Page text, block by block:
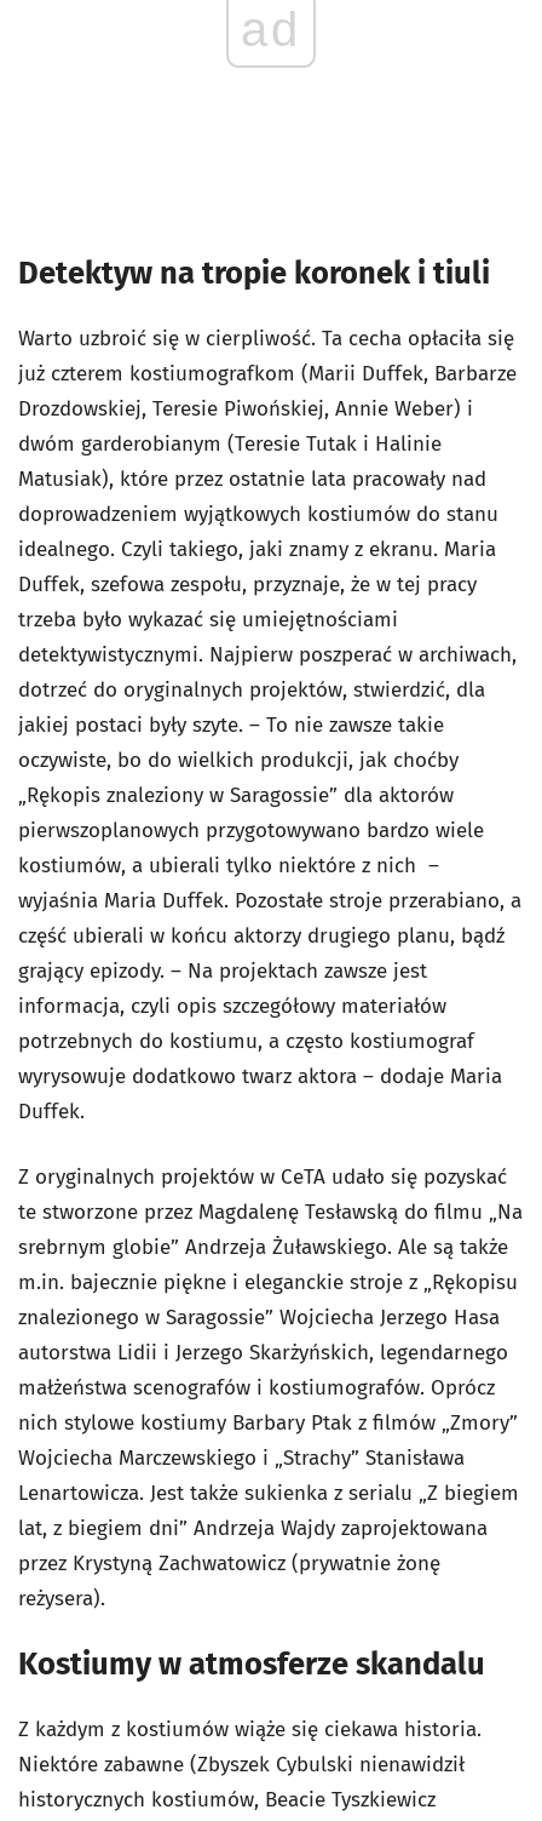
ad
Detektyw na tropie koronek i tiuli
Warto uzbroić się w cierpliwość. Ta cecha opłaciła się
już czterem kostiumografkom (Marii Duffek, Barbarze
Drozdowskiej, Teresie Piwońskiej, Annie Weber) i
dwóm garderobianym (Teresie Tutak i Halinie
Matusiak), które przez ostatnie lata pracowały nad
doprowadzeniem wyjątkowych kostiumów do stanu
idealnego. Czyli takiego, jaki znamy z ekranu. Maria
Duffek, szefowa zespołu, przyznaje, że w tej pracy
trzeba było wykazać się umiejętnościami
detektywistycznymi. Najpierw poszperać w archiwach,
dotrzeć do oryginalnych projektów, stwierdzić, dla
jakiej postaci były szyte. – To nie zawsze takie
oczywiste, bo do wielkich produkcji, jak choćby
„Rękopis znaleziony w Saragossie” dla aktorów
pierwszoplanowych przygotowywano bardzo wiele
kostiumów, a ubierali tylko niektóre z nich –
wyjaśnia Maria Duffek. Pozostałe stroje przerabiano, a
część ubierali w końcu aktorzy drugiego planu, bądź
grający epizody. – Na projektach zawsze jest
informacja, czyli opis szczegółowy materiałów
potrzebnych do kostiumu, a często kostiumograf
wyrysowuje dodatkowo twarz aktora – dodaje Maria
Duffek.
Z oryginalnych projektów w CeTA udało się pozyskać
te stworzone przez Magdalenę Tesławską do filmu „Na
srebrnym globie” Andrzeja Żuławskiego. Ale są także
m.in. bajecznie piękne i eleganckie stroje z „Rękopisu
znalezionego w Saragossie” Wojciecha Jerzego Hasa
autorstwa Lidii i Jerzego Skarżyńskich, legendarnego
małżeństwa scenografów i kostiumografów. Oprócz
nich stylowe kostiumy Barbary Ptak z filmów „Zmory”
Wojciecha Marczewskiego i „Strachy” Stanisława
Lenartowicza. Jest także sukienka z serialu „Z biegiem
lat, z biegiem dni” Andrzeja Wajdy zaprojektowana
przez Krystyną Zachwatowicz (prywatnie żonę
reżysera).
Kostiumy w atmosferze skandalu
Z każdym z kostiumów wiąże się ciekawa historia.
Niektóre zabawne (Zbyszek Cybulski nienawidził
historycznych kostiumów, Beacie Tyszkiewicz